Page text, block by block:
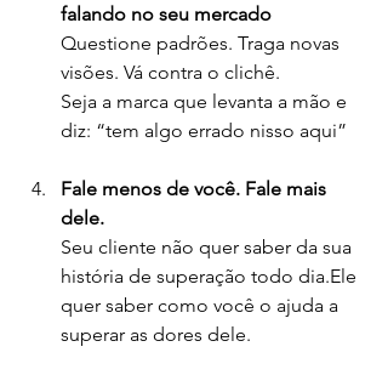
falando no seu mercado
Questione padrões. Traga novas
visões. Vá contra o clichê.
Seja a marca que levanta a mão e
diz: “tem algo errado nisso aqui”
Fale menos de você. Fale mais
dele.
Seu cliente não quer saber da sua
história de superação todo dia.Ele
quer saber como você o ajuda a
superar as dores dele.